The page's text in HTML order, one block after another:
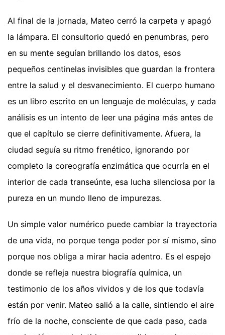
Al final de la jornada, Mateo cerró la carpeta y apagó
la lámpara. El consultorio quedó en penumbras, pero
en su mente seguían brillando los datos, esos
pequeños centinelas invisibles que guardan la frontera
entre la salud y el desvanecimiento. El cuerpo humano
es un libro escrito en un lenguaje de moléculas, y cada
análisis es un intento de leer una página más antes de
que el capítulo se cierre definitivamente. Afuera, la
ciudad seguía su ritmo frenético, ignorando por
completo la coreografía enzimática que ocurría en el
interior de cada transeúnte, esa lucha silenciosa por la
pureza en un mundo lleno de impurezas.
Un simple valor numérico puede cambiar la trayectoria
de una vida, no porque tenga poder por sí mismo, sino
porque nos obliga a mirar hacia adentro. Es el espejo
donde se refleja nuestra biografía química, un
testimonio de los años vividos y de los que todavía
están por venir. Mateo salió a la calle, sintiendo el aire
frío de la noche, consciente de que cada paso, cada